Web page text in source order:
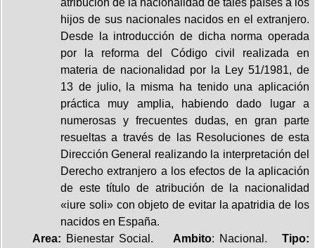
hijos de sus nacionales nacidos en el extranjero.
Desde la introducción de dicha norma operada
por la reforma del Código civil realizada en
materia de nacionalidad por la Ley 51/1981, de
13 de julio, la misma ha tenido una aplicación
práctica muy amplia, habiendo dado lugar a
numerosas y frecuentes dudas, en gran parte
resueltas a través de las Resoluciones de esta
Dirección General realizando la interpretación del
Derecho extranjero a los efectos de la aplicación
de este título de atribución de la nacionalidad
«iure soli» con objeto de evitar la apatridia de los
nacidos en España.
Area: Bienestar Social. Ambito: Nacional. Tipo: